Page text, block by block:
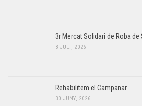
3r Mercat Solidari de Roba de
8 JUL., 2026
Rehabilitem el Campanar
30 JUNY, 2026